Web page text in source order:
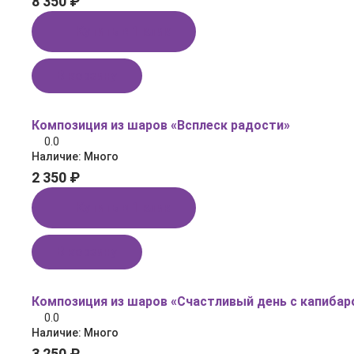
Композиция из шаров «Всплеск радости»
0.0
Наличие: Много
2 350 ₽
Композиция из шаров «Счастливый день с
0.0
Наличие: Много